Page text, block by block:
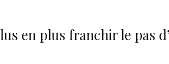
en plus franchir le pas